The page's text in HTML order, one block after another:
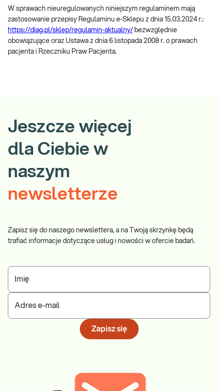
W sprawach nieuregulowanych niniejszym regulaminem mają
zastosowanie przepisy Regulaminu e-Sklepu z dnia 15.03.2024 r.:
https://diag.pl/sklep/regulamin-aktualny/ bezwzględnie
obowiązujące oraz Ustawa z dnia 6 listopada 2008 r. o prawach
pacjenta i Rzeczniku Praw Pacjenta.
Jeszcze więcej
dla Ciebie w
naszym
newsletterze
Zapisz się do naszego newslettera, a na Twoją skrzynkę będą
trafiać informacje dotyczące usług i nowości w ofercie badań.
Imię
Adres e-mail
Zapisz się